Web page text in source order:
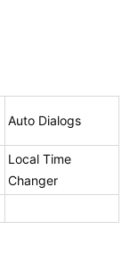
Auto Dialogs
Local Time
Changer